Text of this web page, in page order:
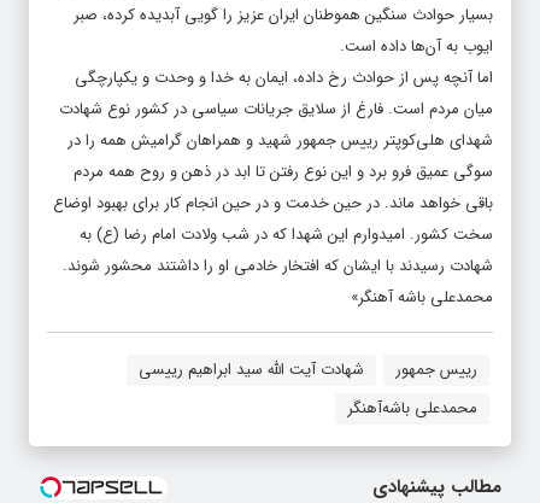
بسیار حوادث سنگین هموطنان ایران عزیز را گویی آبدیده کرده، صبر
ایوب به آن‌ها داده است.
اما آنچه پس از حوادث رخ داده، ایمان به خدا و وحدت و یکپارچگی
میان مردم است. فارغ از سلایق جریانات سیاسی در کشور نوع شهادت
شهدای هلی‌کوپتر رییس جمهور شهید و همراهان گرامیش همه را در
سوگی عمیق فرو برد و این نوع رفتن تا ابد در ذهن و روح همه مردم
باقی خواهد ماند. در حین خدمت و در حین انجام کار برای بهبود اوضاع
سخت کشور. امیدوارم این شهدا که در شب ولادت امام رضا (ع) به
شهادت رسیدند با ایشان که افتخار خادمی او را داشتند محشور شوند.
محمدعلی باشه آهنگر»
رییس جمهور
شهادت آیت الله سید ابراهیم رییسی
محمدعلی باشه‌آهنگر
مطالب پیشنهادی